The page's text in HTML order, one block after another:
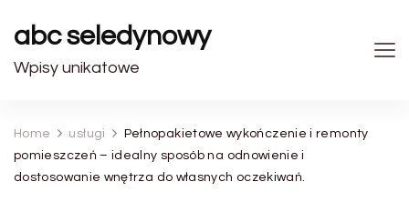
abc seledynowy
Wpisy unikatowe
Home usługi
Pełnopakietowe wykończenie i remonty
pomieszczeń – idealny sposób na odnowienie i
dostosowanie wnętrza do własnych oczekiwań.